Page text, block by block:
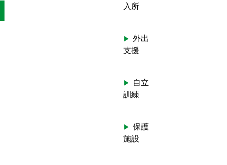
入所
外出
支援
自立
訓練
保護
施設